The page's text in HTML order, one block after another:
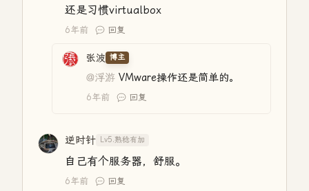
还是习惯virtualbox
6年前 回复
张波 博主
@浮游 VMware操作还是简单的。
6年前 回复
逆时针 Lv5.熟稔有加
自己有个服务器，舒服。
6年前 回复